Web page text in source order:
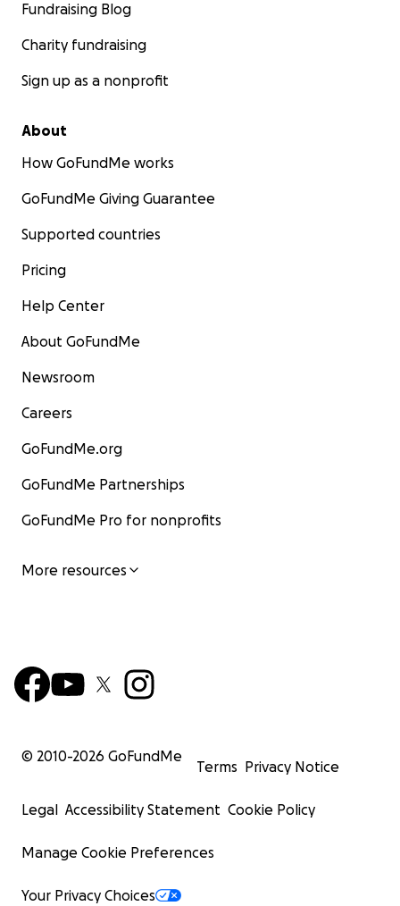
Fundraising Blog
Charity fundraising
Sign up as a nonprofit
About
How GoFundMe works
GoFundMe Giving Guarantee
Supported countries
Pricing
Help Center
About GoFundMe
Newsroom
Careers
GoFundMe.org
GoFundMe Partnerships
GoFundMe Pro for nonprofits
More resources
© 2010-2026 GoFundMe
Terms Privacy Notice
Legal Accessibility Statement Cookie Policy
Manage Cookie Preferences
Your Privacy Choices